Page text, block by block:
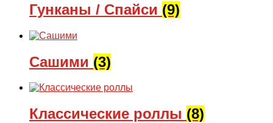
Гунканы / Спайси (9)
Сашими (3)
Классические роллы (8)